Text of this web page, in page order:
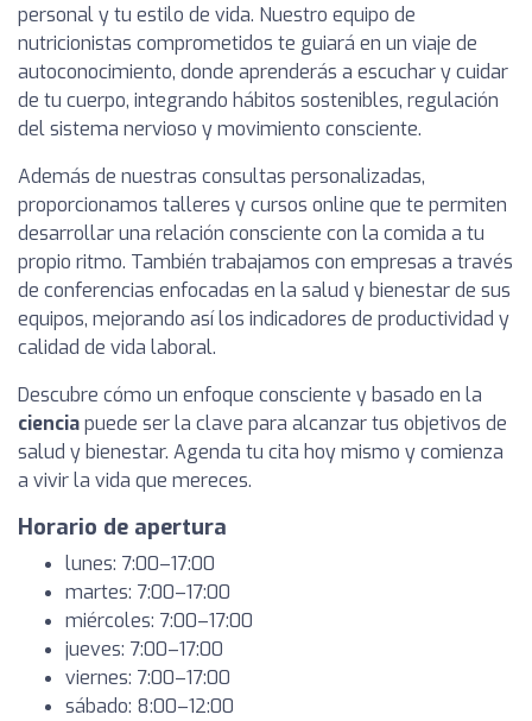
personal y tu estilo de vida. Nuestro equipo de
nutricionistas comprometidos te guiará en un viaje de
autoconocimiento, donde aprenderás a escuchar y cuidar
de tu cuerpo, integrando hábitos sostenibles, regulación
del sistema nervioso y movimiento consciente.
Además de nuestras consultas personalizadas,
proporcionamos talleres y cursos online que te permiten
desarrollar una relación consciente con la comida a tu
propio ritmo. También trabajamos con empresas a través
de conferencias enfocadas en la salud y bienestar de sus
equipos, mejorando así los indicadores de productividad y
calidad de vida laboral.
Descubre cómo un enfoque consciente y basado en la
cienciapuede ser la clave para alcanzar tus objetivos de
salud y bienestar. Agenda tu cita hoy mismo y comienza
a vivir la vida que mereces.
Horario de apertura
lunes: 7:00–17:00
martes: 7:00–17:00
miércoles: 7:00–17:00
jueves: 7:00–17:00
viernes: 7:00–17:00
sábado: 8:00–12:00